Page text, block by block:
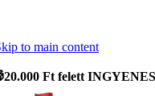
to main content
Ft felett